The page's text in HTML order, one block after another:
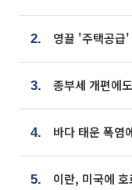
2.
3.
4. 바다 태운 폭염
5.